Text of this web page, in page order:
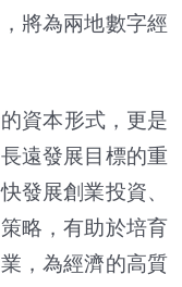
將為兩地數字經
資本形式，更是
遠發展目標的重
發展創業投資、
略，有助於培育
，為經濟的高質